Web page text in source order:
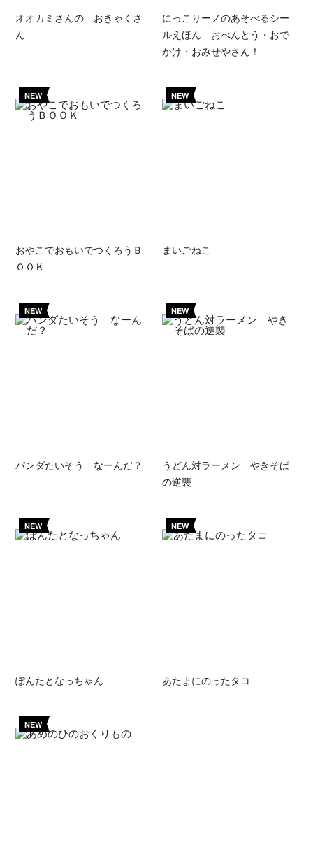
オオカミさんの おきゃくさ
ん
にっこりーノのあそべるシー
ルえほん おべんとう・おで
かけ・おみせやさん！
NEW
おやこでおもいでつくろうＢ
ＯＯＫ
NEW
まいごねこ
NEW
パンダたいそう なーんだ？
NEW
うどん対ラーメン やきそば
の逆襲
NEW
ぽんたとなっちゃん
NEW
あたまにのったタコ
NEW